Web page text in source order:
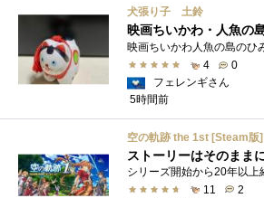
犬張り子 土鈴
4
0
フェレンギさん
5時間前
空の軌跡 the 1st [Steam版]
11
2